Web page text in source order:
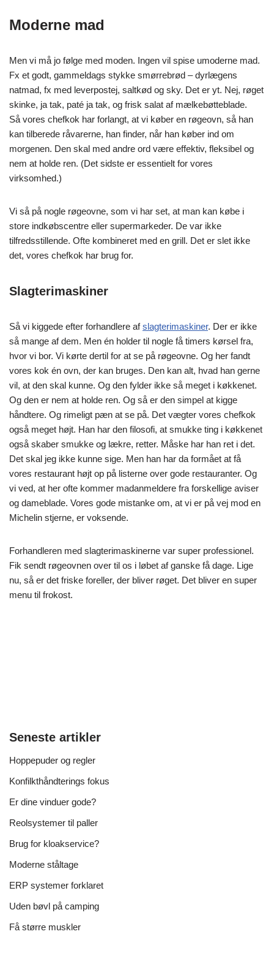
Moderne mad
Men vi må jo følge med moden. Ingen vil spise umoderne mad.
Fx et godt, gammeldags stykke smørrebrød – dyrlægens
natmad, fx med leverpostej, saltkød og sky. Det er yt. Nej, røget
skinke, ja tak, paté ja tak, og frisk salat af mælkebøtteblade.
Så vores chefkok har forlangt, at vi køber en røgeovn, så han
kan tilberede råvarerne, han finder, når han køber ind om
morgenen. Den skal med andre ord være effektiv, fleksibel og
nem at holde ren. (Det sidste er essentielt for vores
virksomhed.)
Vi så på nogle røgeovne, som vi har set, at man kan købe i
store indkøbscentre eller supermarkeder. De var ikke
tilfredsstillende. Ofte kombineret med en grill. Det er slet ikke
det, vores chefkok har brug for.
Slagterimaskiner
Så vi kiggede efter forhandlere afslagterimaskiner. Der er ikke
så mange af dem. Men én holder til nogle få timers kørsel fra,
hvor vi bor. Vi kørte dertil for at se på røgeovne. Og her fandt
vores kok én ovn, der kan bruges. Den kan alt, hvad han gerne
vil, at den skal kunne. Og den fylder ikke så meget i køkkenet.
Og den er nem at holde ren. Og så er den simpel at kigge
håndtere. Og rimeligt pæn at se på. Det vægter vores chefkok
også meget højt. Han har den filosofi, at smukke ting i køkkenet
også skaber smukke og lækre, retter. Måske har han ret i det.
Det skal jeg ikke kunne sige. Men han har da formået at få
vores restaurant højt op på listerne over gode restauranter. Og
vi ved, at her ofte kommer madanmeldere fra forskellige aviser
og dameblade. Vores gode mistanke om, at vi er på vej mod en
Michelin stjerne, er voksende.
Forhandleren med slagterimaskinerne var super professionel.
Fik sendt røgeovnen over til os i løbet af ganske få dage. Lige
nu, så er det friske foreller, der bliver røget. Det bliver en super
menu til frokost.
Seneste artikler
Hoppepuder og regler
Konfilkthåndterings fokus
Er dine vinduer gode?
Reolsystemer til paller
Brug for kloakservice?
Moderne ståltage
ERP systemer forklaret
Uden bøvl på camping
Få større muskler